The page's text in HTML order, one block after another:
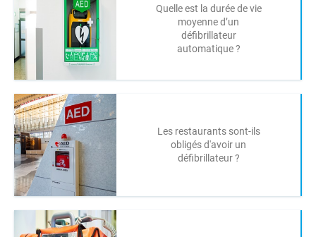
Quelle est la durée de vie
moyenne d’un
défibrillateur
automatique ?
Les restaurants sont-ils
obligés d'avoir un
défibrillateur ?